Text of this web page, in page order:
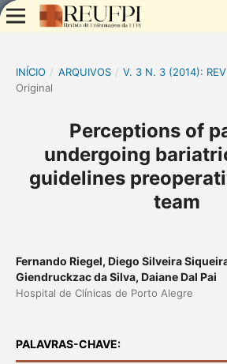
INÍCIO / ARQUIVOS / V. 3 N. 3 (2014):
Original
Perceptions of
undergoing
guidelines
team
Fernando Riegel, Diego Silveira
Giendruckzac da Silva, Daiane Dal Pai
Hospital de Clínicas de Porto Alegre
PALAVRAS-CHAVE: